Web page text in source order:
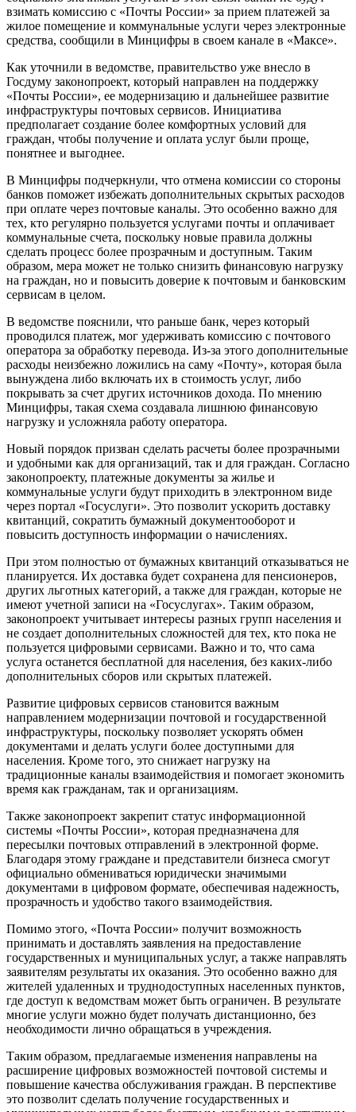
взимать комиссию с «Почты России» за прием платежей за
жилое помещение и коммунальные услуги через электронные
средства, сообщили в Минцифры в своем канале в «Максе».
Как уточнили в ведомстве, правительство уже внесло в
Госдуму законопроект, который направлен на поддержку
«Почты России», ее модернизацию и дальнейшее развитие
инфраструктуры почтовых сервисов. Инициатива
предполагает создание более комфортных условий для
граждан, чтобы получение и оплата услуг были проще,
понятнее и выгоднее.
В Минцифры подчеркнули, что отмена комиссии со стороны
банков поможет избежать дополнительных скрытых расходов
при оплате через почтовые каналы. Это особенно важно для
тех, кто регулярно пользуется услугами почты и оплачивает
коммунальные счета, поскольку новые правила должны
сделать процесс более прозрачным и доступным. Таким
образом, мера может не только снизить финансовую нагрузку
на граждан, но и повысить доверие к почтовым и банковским
сервисам в целом.
В ведомстве пояснили, что раньше банк, через который
проводился платеж, мог удерживать комиссию с почтового
оператора за обработку перевода. Из-за этого дополнительные
расходы неизбежно ложились на саму «Почту», которая была
вынуждена либо включать их в стоимость услуг, либо
покрывать за счет других источников дохода. По мнению
Минцифры, такая схема создавала лишнюю финансовую
нагрузку и усложняла работу оператора.
Новый порядок призван сделать расчеты более прозрачными
и удобными как для организаций, так и для граждан. Согласно
законопроекту, платежные документы за жилье и
коммунальные услуги будут приходить в электронном виде
через портал «Госуслуги». Это позволит ускорить доставку
квитанций, сократить бумажный документооборот и
повысить доступность информации о начислениях.
При этом полностью от бумажных квитанций отказываться не
планируется. Их доставка будет сохранена для пенсионеров,
других льготных категорий, а также для граждан, которые не
имеют учетной записи на «Госуслугах». Таким образом,
законопроект учитывает интересы разных групп населения и
не создает дополнительных сложностей для тех, кто пока не
пользуется цифровыми сервисами. Важно и то, что сама
услуга останется бесплатной для населения, без каких-либо
дополнительных сборов или скрытых платежей.
Развитие цифровых сервисов становится важным
направлением модернизации почтовой и государственной
инфраструктуры, поскольку позволяет ускорять обмен
документами и делать услуги более доступными для
населения. Кроме того, это снижает нагрузку на
традиционные каналы взаимодействия и помогает экономить
время как гражданам, так и организациям.
Также законопроект закрепит статус информационной
системы «Почты России», которая предназначена для
пересылки почтовых отправлений в электронной форме.
Благодаря этому граждане и представители бизнеса смогут
официально обмениваться юридически значимыми
документами в цифровом формате, обеспечивая надежность,
прозрачность и удобство такого взаимодействия.
Помимо этого, «Почта России» получит возможность
принимать и доставлять заявления на предоставление
государственных и муниципальных услуг, а также направлять
заявителям результаты их оказания. Это особенно важно для
жителей удаленных и труднодоступных населенных пунктов,
где доступ к ведомствам может быть ограничен. В результате
многие услуги можно будет получать дистанционно, без
необходимости лично обращаться в учреждения.
Таким образом, предлагаемые изменения направлены на
расширение цифровых возможностей почтовой системы и
повышение качества обслуживания граждан. В перспективе
это позволит сделать получение государственных и